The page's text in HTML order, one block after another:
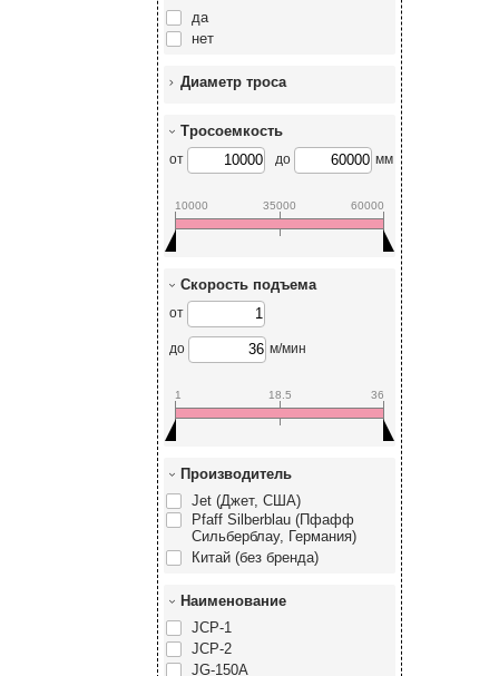
да
нет
Диаметр троса
Тросоемкость
от до мм
10000 35000 60000
Скорость подъема
от
до м/мин
1 18.5 36
Производитель
Jet (Джет, США)
Pfaff Silberblau (Пфафф
Сильберблау, Германия)
Китай (без бренда)
Наименование
JCP-1
JCP-2
JG-150A